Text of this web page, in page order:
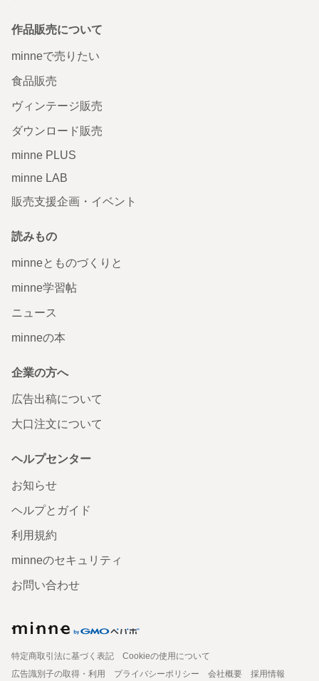
作品販売について
minneで売りたい
食品販売
ヴィンテージ販売
ダウンロード販売
minne PLUS
minne LAB
販売支援企画・イベント
読みもの
minneとものづくりと
minne学習帖
ニュース
minneの本
企業の方へ
広告出稿について
大口注文について
ヘルプセンター
お知らせ
ヘルプとガイド
利用規約
minneのセキュリティ
お問い合わせ
特定商取引法に基づく表記
Cookieの使用について
広告識別子の取得・利用
プライバシーポリシー 会社概要
採用情報